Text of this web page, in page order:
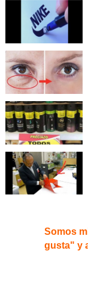
Somos
gusta" y